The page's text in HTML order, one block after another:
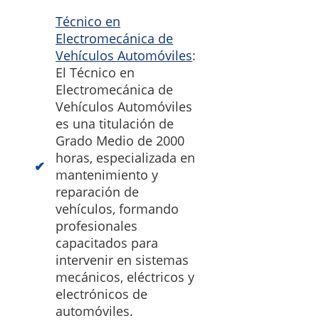
Técnico en
Electromecánica de
Vehículos Automóviles:
El Técnico en
Electromecánica de
Vehículos Automóviles
es una titulación de
Grado Medio de 2000
horas, especializada en
mantenimiento y
reparación de
vehículos, formando
profesionales
capacitados para
intervenir en sistemas
mecánicos, eléctricos y
electrónicos de
automóviles.